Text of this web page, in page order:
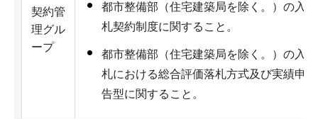
契約管
理グル
ープ
都市整備部（住宅建築局を除く。）の入
札契約制度に関すること。
都市整備部（住宅建築局を除く。）の入
札における総合評価落札方式及び実績申
告型に関すること。